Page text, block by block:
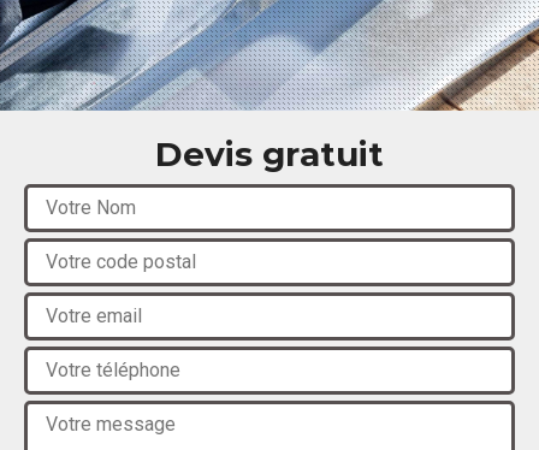
Devis gratuit